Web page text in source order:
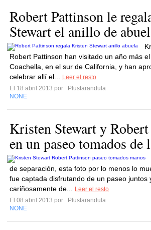
Robert Pattinson le
Stewart el anillo de
Robert Pattinson han visitado un año más
Coachella, en el sur de California, y han
celebrar allí el...
Leer el resto
El 18 abril 2013 por
Plusfarandula
NONE
Kristen Stewart y
en un paseo tomados de
de separación, esta foto por lo menos lo
fue captada disfrutando de un paseo juntos
cariñosamente de...
Leer el resto
El 08 abril 2013 por
Plusfarandula
NONE